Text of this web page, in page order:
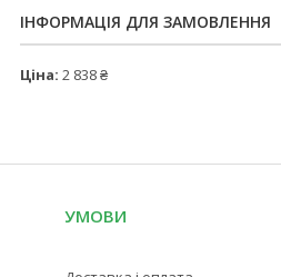
ІНФОРМАЦІЯ ДЛЯ ЗАМОВЛЕННЯ
Ціна: 2 838 ₴
УМОВИ